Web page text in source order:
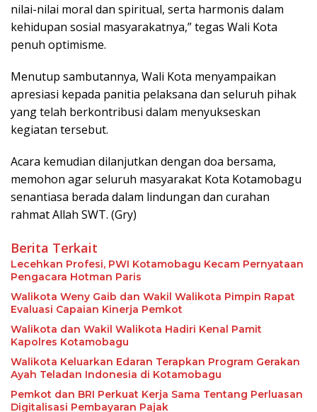
nilai-nilai moral dan spiritual, serta harmonis dalam
kehidupan sosial masyarakatnya,” tegas Wali Kota
penuh optimisme.
Menutup sambutannya, Wali Kota menyampaikan
apresiasi kepada panitia pelaksana dan seluruh pihak
yang telah berkontribusi dalam menyukseskan
kegiatan tersebut.
Acara kemudian dilanjutkan dengan doa bersama,
memohon agar seluruh masyarakat Kota Kotamobagu
senantiasa berada dalam lindungan dan curahan
rahmat Allah SWT. (Gry)
Berita Terkait
Lecehkan Profesi, PWI Kotamobagu Kecam Pernyataan
Pengacara Hotman Paris
Walikota Weny Gaib dan Wakil Walikota Pimpin Rapat
Evaluasi Capaian Kinerja Pemkot
Walikota dan Wakil Walikota Hadiri Kenal Pamit
Kapolres Kotamobagu
Walikota Keluarkan Edaran Terapkan Program Gerakan
Ayah Teladan Indonesia di Kotamobagu
Pemkot dan BRI Perkuat Kerja Sama Tentang Perluasan
Digitalisasi Pembayaran Pajak